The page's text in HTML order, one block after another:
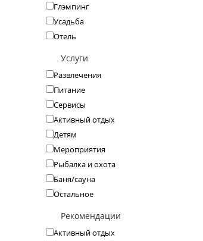
Глэмпинг
Усадьба
Отель
Услуги
Развлечения
Питание
Сервисы
Активный отдых
Детям
Мероприятия
Рыбалка и охота
Баня/сауна
Остальное
Рекомендации
Активный отдых